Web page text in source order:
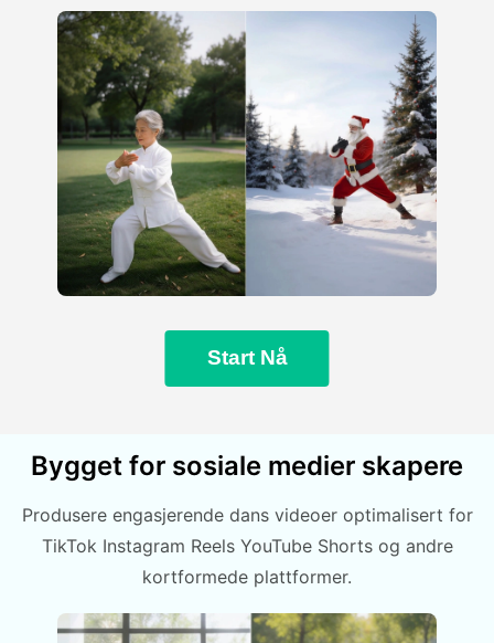
Start Nå
Bygget for sosiale medier skapere
Produsere engasjerende dans videoer optimalisert for
TikTok Instagram Reels YouTube Shorts og andre
kortformede plattformer.